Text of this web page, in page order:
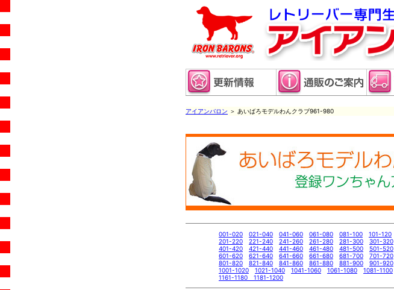
アイアンバロン ＞ あいばろモデルわんクラブ961-980
001-020 021-040 041-060 061-080 081-100 101-120
201-220
221-240 241-260 261-280 281-300 301-320
401-420
421-440 441-460 461-480 481-500 501-520
601-620
621-640 641-660 661-680 681-700 701-720
801-820
821-840 841-860 861-880 881-900 901-920
1001-1020
1021-1040 1041-1060 1061-1080 1081-1100
1161-1180 1181-1200